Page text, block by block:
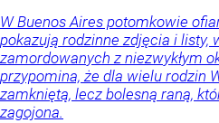
W Buenos Aires potomkowie
pokazują rodzinne zdjęcia i listy,
zamordowanych z niezwykłym
przypomina, że dla wielu rodzin
zamkniętą, lecz bolesną raną,
zagojona.